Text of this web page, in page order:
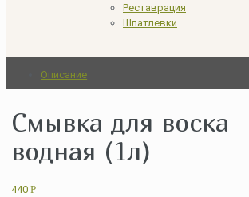
Реставрация
Шпатлевки
Смывка для воска
водная (1л)
440Р
Описание